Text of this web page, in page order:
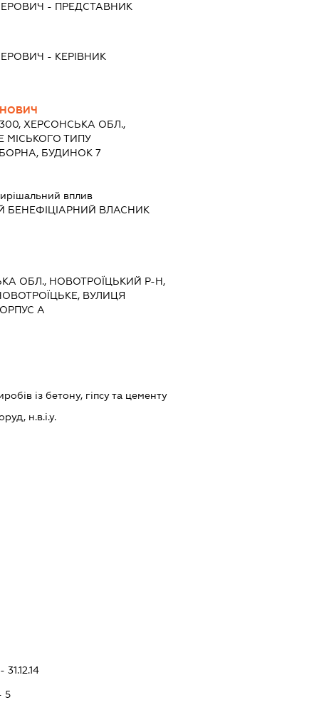
- ПРЕДСТАВНИК
- КЕРІВНИК
ХЕРСОНСЬКА ОБЛ.,
МІСЬКОГО ТИПУ
БУДИНОК 7
вплив
БЕНЕФІЦІАРНИЙ ВЛАСНИК
ОБЛ., НОВОТРОЇЦЬКИЙ Р-Н,
ВУЛИЦЯ
А
із бетону, гіпсу та цементу
н.в.і.у.
5